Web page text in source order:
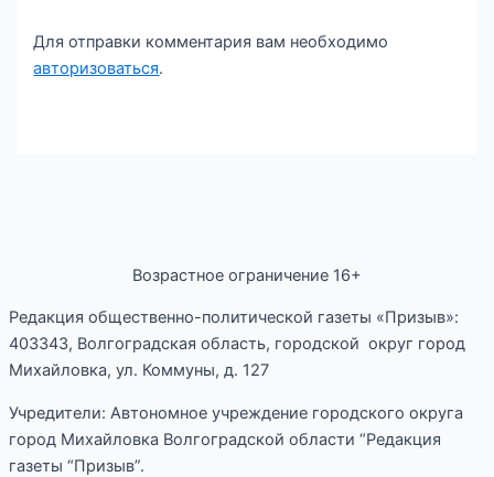
Для отправки комментария вам необходимо
авторизоваться.
Возрастное ограничение 16+
Редакция общественно-политической газеты «Призыв»:
403343, Волгоградская область, городской округ город
Михайловка, ул. Коммуны, д. 127
Учредители: Автономное учреждение городского округа
город Михайловка Волгоградской области “Редакция
газеты “Призыв”.